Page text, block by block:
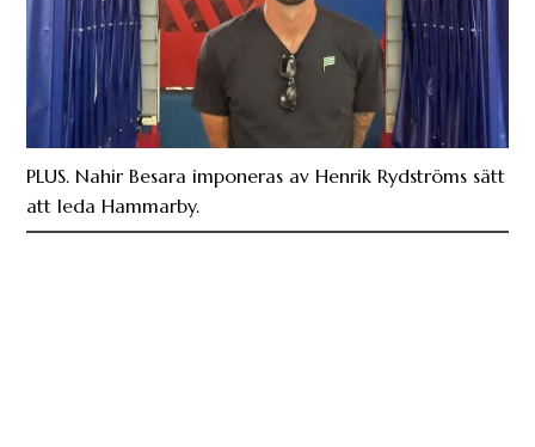
PLUS. Nahir Besara imponeras av Henrik Rydströms sätt
att leda Hammarby.